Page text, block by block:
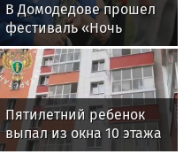
В Домодедове прошел
фестиваль «Ночь
тарана» в честь
Виктора Талалихина
Пятилетний ребенок
выпал из окна 10 этажа
и разбился насмерть